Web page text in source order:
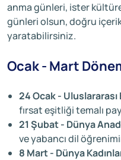
anma günleri, ister
günleri olsun, doğru
yaratabilirsiniz.
Ocak - Mart
24 Ocak -
fırsat eşitliği temalı
21 Şubat - Dünya
ve yabancı dil
8 Mart - Dünya